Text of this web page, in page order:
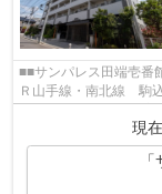
■■サンパレス田端壱番館■■ ＪＲ山手線・京浜東北線 田端駅
Ｒ山手線・南北線 駒込駅 徒歩１０分 総戸
現